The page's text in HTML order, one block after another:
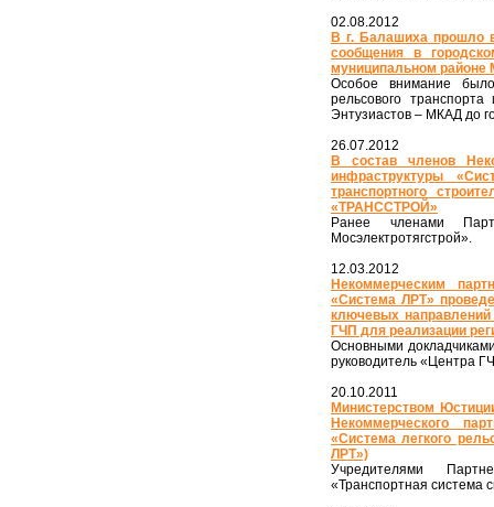
02.08.2012
В г. Балашиха прошло
сообщения в
муниципальном районе
Особое внимание было
рельсового
Энтузиастов – МКАД до
26.07.2012
В состав членов
инфраструктуры
транспортного
«ТРАНССТРОЙ»
Ранее членами
Мосэлектротягстрой».
12.03.2012
Некоммерческим
«Система ЛРТ»
ключевых
ГЧП для реализации
Основными
руководитель «Центра
20.10.2011
Министерством
Некоммерческого
«Система легкого
ЛРТ»)
Учредителями
«Транспортная система